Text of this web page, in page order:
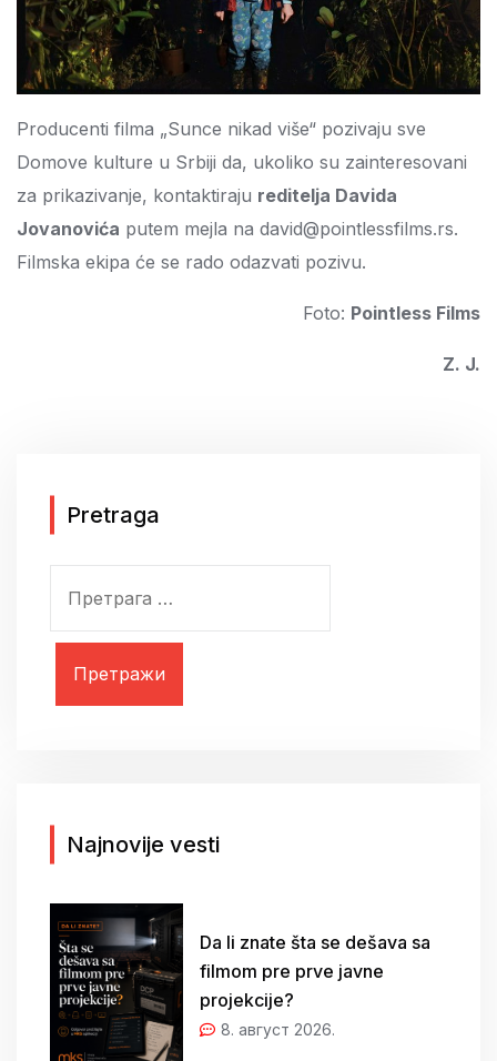
Producenti filma „Sunce nikad više“ pozivaju sve
Domove kulture u Srbiji da, ukoliko su zainteresovani
za prikazivanje, kontaktiraju reditelja Davida
Jovanovića putem mejla na david@pointlessfilms.rs.
Filmska ekipa će se rado odazvati pozivu.
Foto: Pointless Films
Z. J.
Pretraga
е
:
Najnovije vesti
Da li znate šta se dešava sa
filmom pre prve javne
projekcije?
8. август 2026.